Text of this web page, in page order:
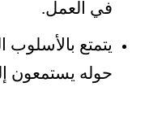
في العمل.
يتمتع
حوله يستمعون